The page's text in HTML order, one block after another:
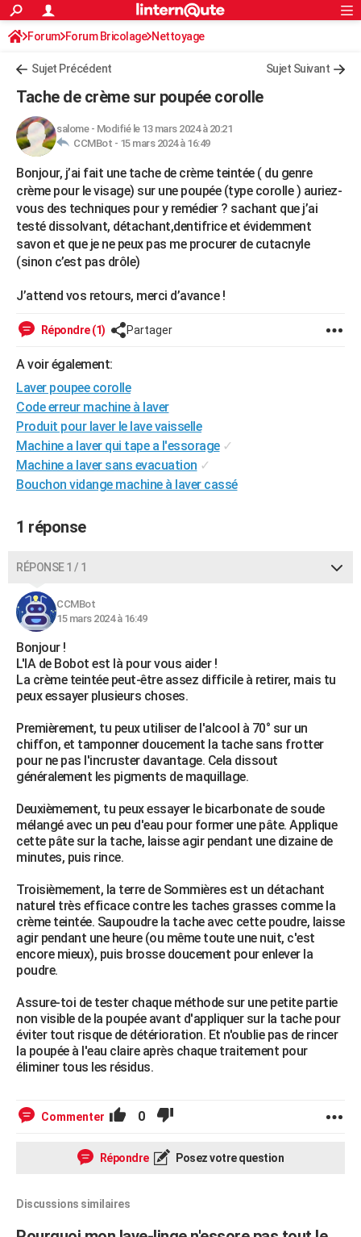
ACTUALITÉS
Politique
Société
Faits Divers
Education
Monde
Villes
+
FINANCE
Retraite
Impôts
Epargne
Immobilier
Risques naturels par ville
Banque
Assurance
Crédit
AUTO
Essais
Réserver un essai
Citadines
Berlines
SUV
Forum auto
+HIGH-TECH
Mobiles
Meilleur smartphone
Internet
Ordinateurs
Jeux vidéo
Guide high-tech
+BRICOLAGE
Forum
Aménagement intérieur
Extérieur
Cuisine
Salle de bains
Jardinage
Rangement
WEEK-END
PHOTO
GUIDES D'ACHAT
BONS PLANS
CARTE DE VOEUX
S'inscrire
Se connecter
Lycées
Collèges
Primaires
Universités
Entreprises
Service militaire
Avis de recherche
AVIS DE DÉCÈS
FORUM
Bricolage
Lifestyle
Culture
Sport
Auto
Television
Voyage
Cinema
S'inscrire
Connexion
Forum Forum Bricolage Nettoyage
Sujet Précédent Sujet Suivant
Tache de crème sur poupée corolle
salome- Modifié le 13 mars 2024 à 20:21
CCMBot - 15 mars 2024 à 16:49
Bonjour, j’ai fait une tache de crème teintée ( du genre
crème pour le visage) sur une poupée (type corolle ) auriez-
vous des techniques pour y remédier ? sachant que j’ai
testé dissolvant, détachant,dentifrice et évidemment
savon et que je ne peux pas me procurer de cutacnyle
(sinon c’est pas drôle)
J’attend vos retours, merci d’avance !
Répondre (1) Partager
A voir également:
Laver poupee corolle
Code erreur machine à laver
Produit pour laver le lave vaisselle
Machine a laver qui tape a l'essorage ✓
Machine a laver sans evacuation ✓
Bouchon vidange machine à laver cassé
1 réponse
RÉPONSE 1 / 1
CCMBot
15 mars 2024 à 16:49
Bonjour !
L'IA de Bobot est là pour vous aider !
La crème teintée peut-être assez difficile à retirer, mais tu
peux essayer plusieurs choses.
Premièrement, tu peux utiliser de l'alcool à 70° sur un
chiffon, et tamponner doucement la tache sans frotter
pour ne pas l'incruster davantage. Cela dissout
généralement les pigments de maquillage.
Deuxièmement, tu peux essayer le bicarbonate de soude
mélangé avec un peu d'eau pour former une pâte. Applique
cette pâte sur la tache, laisse agir pendant une dizaine de
minutes, puis rince.
Troisièmement, la terre de Sommières est un détachant
naturel très efficace contre les taches grasses comme la
crème teintée. Saupoudre la tache avec cette poudre, laisse
agir pendant une heure (ou même toute une nuit, c'est
encore mieux), puis brosse doucement pour enlever la
poudre.
Assure-toi de tester chaque méthode sur une petite partie
non visible de la poupée avant d'appliquer sur la tache pour
éviter tout risque de détérioration. Et n'oublie pas de rincer
la poupée à l'eau claire après chaque traitement pour
éliminer tous les résidus.
Commenter 0
Répondre Posez votre question
Discussions similaires